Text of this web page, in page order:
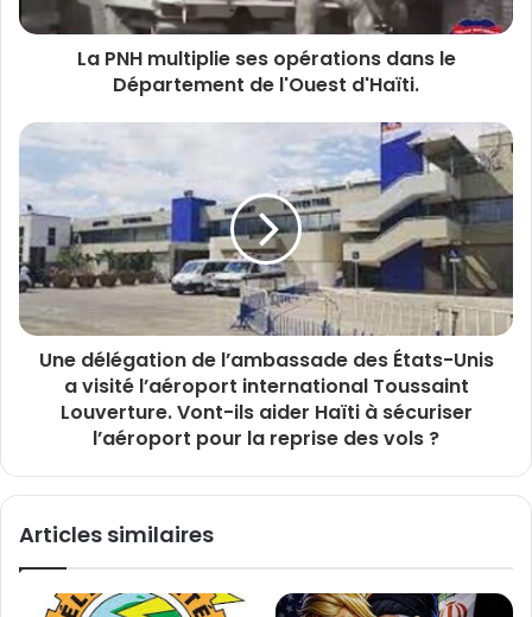
La PNH multiplie ses opérations dans le
Département de l'Ouest d'Haïti.
Une délégation de l’ambassade des États-Unis
a visité l’aéroport international Toussaint
Louverture. Vont-ils aider Haïti à sécuriser
l’aéroport pour la reprise des vols ?
Articles similaires